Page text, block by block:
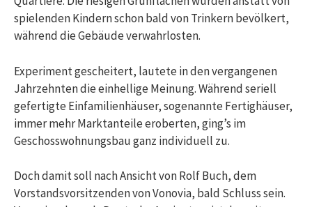
spielenden Kindern schon bald von Trinkern bevölkert,
während die Gebäude verwahrlosten.
Experiment gescheitert, lautete in den vergangenen
Jahrzehnten die einhellige Meinung. Während seriell
gefertigte Einfamilienhäuser, sogenannte Fertighäuser,
immer mehr Marktanteile eroberten, ging’s im
Geschosswohnungsbau ganz individuell zu.
Doch damit soll nach Ansicht von Rolf Buch, dem
Vorstandsvorsitzenden von Vonovia, bald Schluss sein.